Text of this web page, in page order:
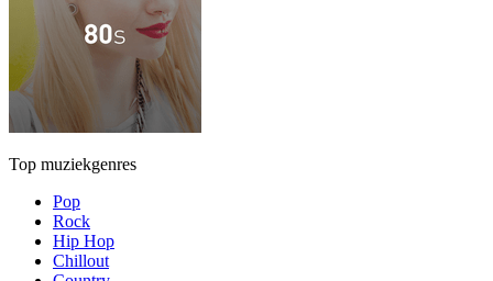
Top muziekgenres
Pop
Rock
Hip Hop
Chillout